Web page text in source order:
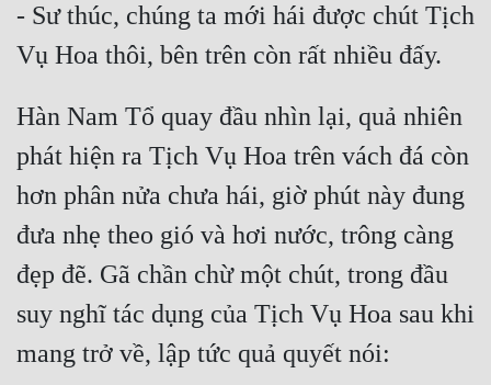
Truyện Nam
Truyện Nữ
Vô Địch Lưu
Xây Dựng Thế Lực
Đam Mỹ
Đẹp
Đẹp Hiệp
- Sư thúc, chúng ta mới hái được chút Tịch
Hàn Nam Tổ quay đầu nhìn lại, quả nhiên
phát hiện ra Tịch Vụ Hoa trên vách đá còn
hơn phân nửa chưa hái, giờ phút này đung
đưa nhẹ theo gió và hơi nước, trông càng
đẹp đẽ. Gã chần chừ một chút, trong đầu
suy nghĩ tác dụng của Tịch Vụ Hoa sau khi